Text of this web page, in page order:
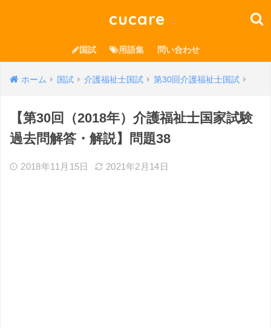
cucare
国試 用語集 問い合わせ
ホーム 国試 介護福祉士国試 第30回介護福祉士国試
【第30回（2018年）介護福祉士国家試験
過去問解答・解説】問題38
2018年11月15日 2021年2月14日